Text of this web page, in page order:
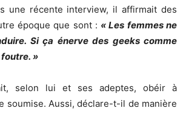
une récente interview, il affirmait des
époque que sont : « Les femmes ne
Si ça énerve des geeks comme
foutre. »
selon lui et ses adeptes, obéir à
soumise. Aussi, déclare-t-il de manière